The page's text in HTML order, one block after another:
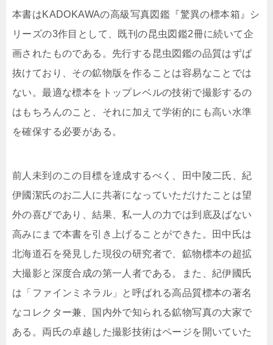
本書はKADOKAWAの高級写真図鑑『驚異の標本箱』シ
リーズの3作目として、既刊の昆虫図鑑2冊に続いて企
画されたものである。先行する昆虫図鑑の品質はずば
抜けており、その鉱物版を作ることは容易なことでは
ない。最適な標本をトップレベルの技術で撮影するの
はもちろんのこと、それに加えて学術的にも高い水準
を確保する必要がある。
前人未到のこの目標を達成するべく、田中陵二氏、紀
伊國潔氏のお二人に共著になっていただけたことは望
外の喜びであり、結果、私一人の力では到底及ばない
高みにまで本書を引き上げることができた。田中氏は
北海道石を発見した現役の研究者で、鉱物標本の超拡
大撮影と深度合成の第一人者である。また、紀伊國氏
は「ファインミネラル」と呼ばれる高品質標本の著名
なコレクター兼、国内外で知られる鉱物写真の大家で
ある。両氏の卓越した撮影技術はページを開いていた